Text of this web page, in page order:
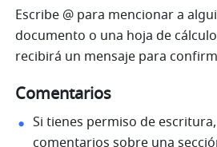
Escribe @ para mencionar a
documento o una hoja de
recibirá un mensaje para
Comentarios
Si tienes permiso de